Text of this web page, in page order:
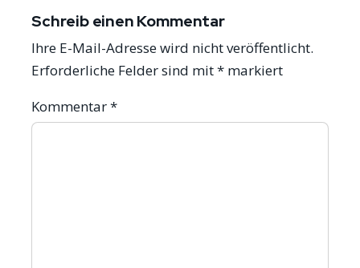
Schreib einen Kommentar
Ihre E-Mail-Adresse wird nicht veröffentlicht.
Erforderliche Felder sind mit* markiert
Kommentar*